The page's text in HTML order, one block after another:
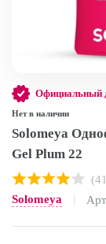
Официальный
Нет в наличии
Solomeya
Gel Plum 22
Solomeya